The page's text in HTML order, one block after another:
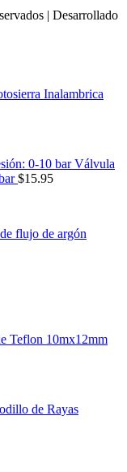
| Desarrollado
Inalambrica
Válvula
$15.95
flujo de argón
Teflon 10mx12mm
de Rayas